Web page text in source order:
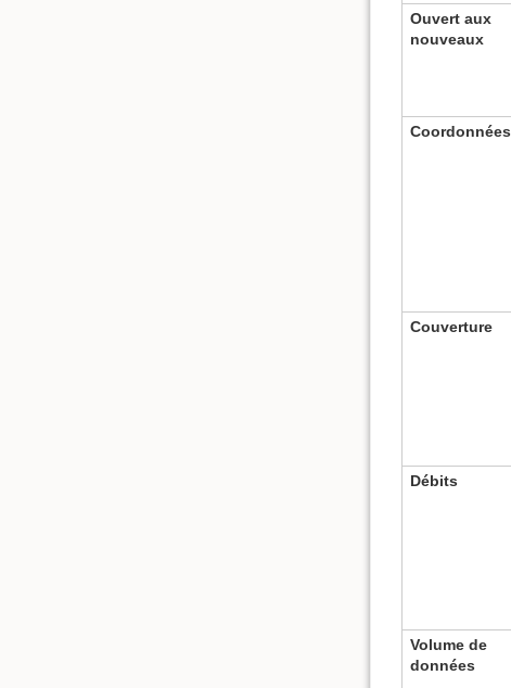
Ouvert aux
nouveaux
Coordonnées
Couverture
Débits
Volume de
données